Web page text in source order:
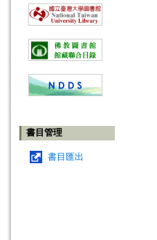
書目管理
書目匯出